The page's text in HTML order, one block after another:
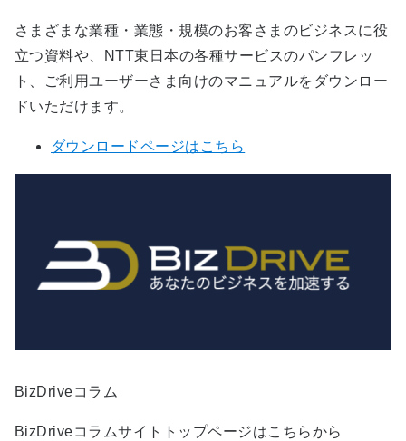
さまざまな業種・業態・規模のお客さまのビジネスに役
立つ資料や、NTT東日本の各種サービスのパンフレッ
ト、ご利用ユーザーさま向けのマニュアルをダウンロー
ドいただけます。
ダウンロードページはこちら
BizDriveコラム
BizDriveコラムサイトトップページはこちらから